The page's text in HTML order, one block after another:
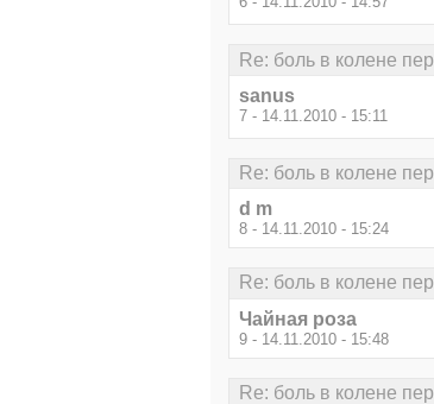
Re: боль в колене
sanus
7 - 14.11.2010 - 15:11
Re: боль в колене
d m
8 - 14.11.2010 - 15:24
Re: боль в колене
Чайная роза
9 - 14.11.2010 - 15:48
Re: боль в колене